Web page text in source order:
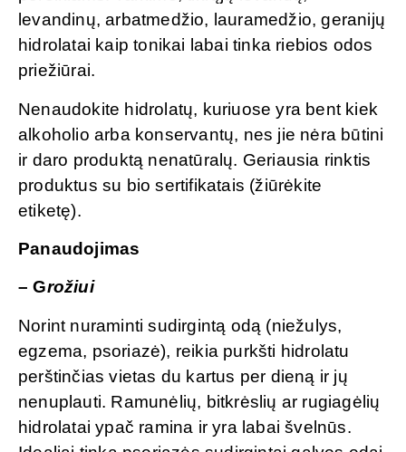
levandinų, arbatmedžio, lauramedžio, geranijų
hidrolatai kaip tonikai labai tinka riebios odos
priežiūrai.
Nenaudokite hidrolatų, kuriuose yra bent kiek
alkoholio arba konservantų, nes jie nėra būtini
ir daro produktą nenatūralų. Geriausia rinktis
produktus su bio sertifikatais (žiūrėkite
etiketę).
Panaudojimas
– Grožiui
Norint nuraminti sudirgintą odą (niežulys,
egzema, psoriazė), reikia purkšti hidrolatu
perštinčias vietas du kartus per dieną ir jų
nenuplauti. Ramunėlių, bitkrėslių ar rugiagėlių
hidrolatai ypač ramina ir yra labai švelnūs.